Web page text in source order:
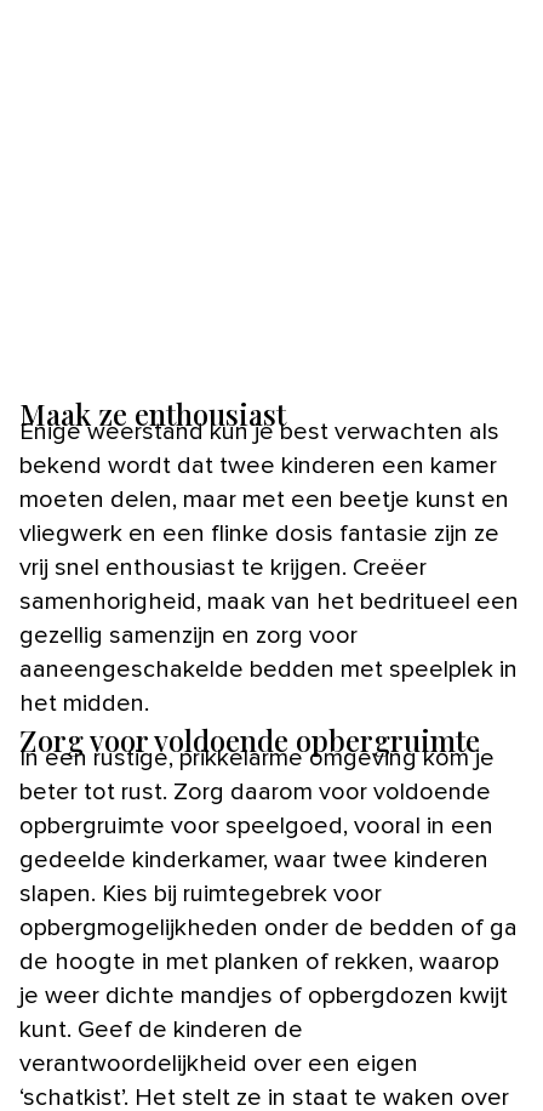
Maak ze enthousiast
Enige weerstand kun je best verwachten als
bekend wordt dat twee kinderen een kamer
moeten delen, maar met een beetje kunst en
vliegwerk en een flinke dosis fantasie zijn ze
vrij snel enthousiast te krijgen. Creëer
samenhorigheid, maak van het bedritueel een
gezellig samenzijn en zorg voor
aaneengeschakelde bedden met speelplek in
het midden.
Zorg voor voldoende opbergruimte
In een rustige, prikkelarme omgeving kom je
beter tot rust. Zorg daarom voor voldoende
opbergruimte voor speelgoed, vooral in een
gedeelde kinderkamer, waar twee kinderen
slapen. Kies bij ruimtegebrek voor
opbergmogelijkheden onder de bedden of ga
de hoogte in met planken of rekken, waarop
je weer dichte mandjes of opbergdozen kwijt
kunt. Geef de kinderen de
verantwoordelijkheid over een eigen
‘schatkist’. Het stelt ze in staat te waken over